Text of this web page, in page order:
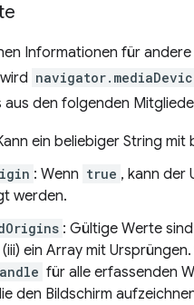
Informationen für
den folgenden
ein beliebiger String mit
: Wenn true , kann der
werden.
: Gültige Werte
ein Array mit Ursprüngen.
für alle erfassenden
den Bildschirm